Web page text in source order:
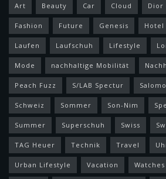
Art Beauty Car Cloud Dior
Fashion Future Genesis Hotel
Laufen Laufschuh Lifestyle
Mode nachhaltige Mobilität
Peach Fuzz S/LAB Spectur
Schweiz Sommer Son-Nim
Summer Superschuh Swiss
TAG Heuer Technik Travel
Urban Lifestyle Vacation Watches